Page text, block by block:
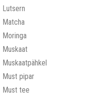
Lutsern
Matcha
Moringa
Muskaat
Muskaatpähkel
Must pipar
Must tee